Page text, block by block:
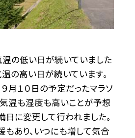
の低い日が続いていました
温の高い日が続いています。
月１０日の予定だったマラソ
温も湿度も高いことが予想
日に変更して行われました。
あり、いつにも増して気合